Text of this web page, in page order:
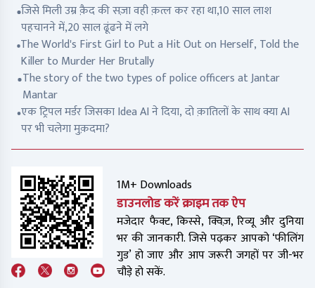
जिसे मिली उम्र क़ैद की सज़ा वही क़त्ल कर रहा था,10 साल लाश
पहचानने में,20 साल ढूंढने में लगे
The World's First Girl to Put a Hit Out on Herself, Told the
Killer to Murder Her Brutally
The story of the two types of police officers at Jantar
Mantar
एक ट्रिपल मर्डर जिसका Idea AI ने दिया, दो क़ातिलों के साथ क्या AI
पर भी चलेगा मुक़दमा?
1M+ Downloads
डाउनलोड करें क्राइम तक ऐप
मजेदार फैक्ट, किस्से, क्विज़, रिव्यू और दुनिया
भर की जानकारी. जिसे पढ़कर आपको ‘फीलिंग
गुड’ हो जाए और आप जरूरी जगहों पर जी-भर
चौड़े हो सकें.